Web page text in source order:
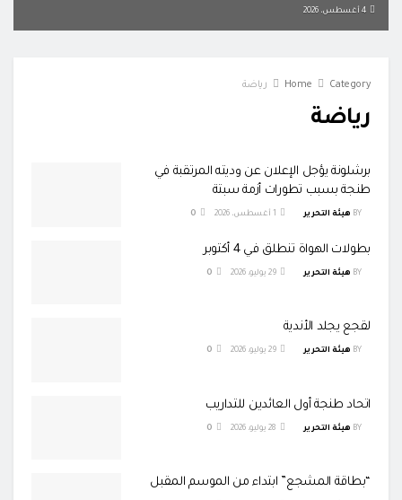
Home Category رياضة
رياضة
برشلونة يؤجل الإعلان عن وديته المرتقبة في
طنجة بسبب تطورات أزمة سبتة
BY هيئة التحرير
بطولات الهواة تنطلق في 4 أكتوبر
BY هيئة التحرير
لقجع يجلد الأندية
BY هيئة التحرير
اتحاد طنجة أول العائدين للتداريب
BY هيئة التحرير
“بطاقة المشجع” ابتداء من الموسم المقبل